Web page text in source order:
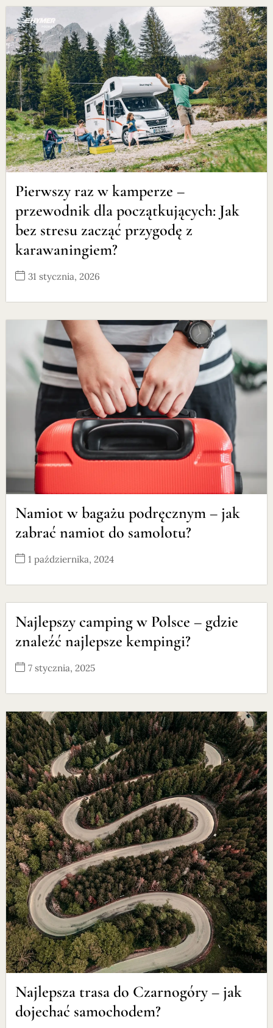
Pierwszy raz w kamperze –
przewodnik dla początkujących: Jak
bez stresu zacząć przygodę z
karawaningiem?
31 stycznia, 2026
Namiot w bagażu podręcznym – jak
zabrać namiot do samolotu?
1 października, 2024
Najlepszy camping w Polsce – gdzie
znaleźć najlepsze kempingi?
7 stycznia, 2025
Najlepsza trasa do Czarnogóry – jak
dojechać samochodem?